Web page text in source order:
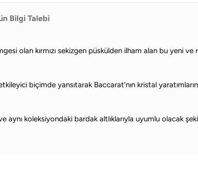
Bilgi Talebi
olan kırmızı sekizgen püskülden ilham alan bu yeni ve
biçimde yansıtarak Baccarat’nın kristal
koleksiyondaki bardak altlıklarıyla uyumlu olacak